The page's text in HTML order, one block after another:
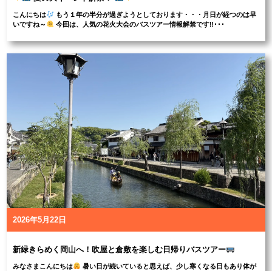
こんにちは
もう１年の半分が過ぎようとしております・・・月日が経つのは早
いですね～
今回は、人気の花火大会のバスツアー情報解禁です‼･･･
2026年5月22日
新緑きらめく岡山へ！吹屋と倉敷を楽しむ日帰りバスツアー
みなさまこんにちは
暑い日が続いていると思えば、少し寒くなる日もあり体が